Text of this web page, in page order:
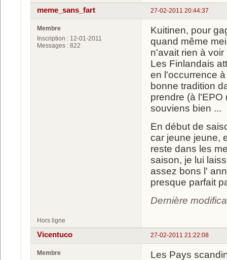
27-02-2011 20:44:37
meme_sans_fart
Membre
Inscription : 12-01-2011
Messages : 822
Kuitinen, pour
quand même
n'avait rien à
Les Finlandais
en l'occurrence
bonne tradition
prendre (à l'EPO
souviens bien ...
En début de
car jeune jeune,
reste dans les
saison, je lui
assez bons l'
presque parfait
Dernière
Hors ligne
27-02-2011 21:22:08
Vicentuco
Membre
Les Pays